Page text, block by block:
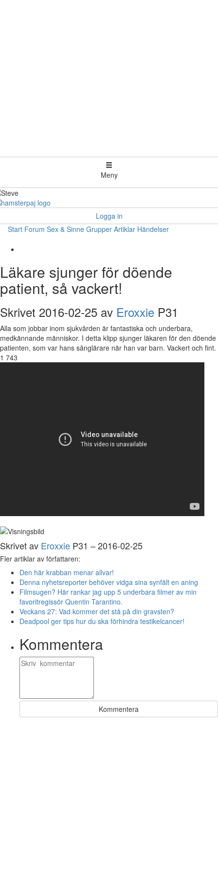
Meny
Logga in
Start Forum Sex & Sinne Grupper Artiklar Händelser
Läkare sjunger för döende
patient, så vackert!
Skrivet 2016-02-25 av Eroxxie P31
Alla som jobbar inom sjukvården är fantastiska och underbara,
medkännande människor. I detta klipp sjunger läkaren för den döende
patienten, som var hans sånglärare när han var barn. Vackert och fint.
1 743
Skrivet av Eroxxie P31 – 2016-02-25
Fler artiklar av författaren:
Den här krabban menar allvar!
Denna nyhetsreporter behöver vidga sina synfält en aning
Filmsugen? Här rankar jag upp 5 underbara filmer av min
favoritregissör Quentin Tarantino.
Veckans 27: Vad kommer det stå på din gravsten?
Deadpool ger tips hur du ska förhindra testikelcancer!
Kommentera
Kommentera